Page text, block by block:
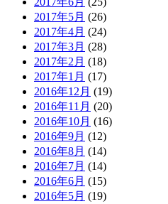
2017年5月 (26)
2017年4月 (24)
2017年3月 (28)
2017年2月 (18)
2017年1月 (17)
2016年12月 (19)
2016年11月 (20)
2016年10月 (16)
2016年9月 (12)
2016年8月 (14)
2016年7月 (14)
2016年6月 (15)
2016年5月 (19)